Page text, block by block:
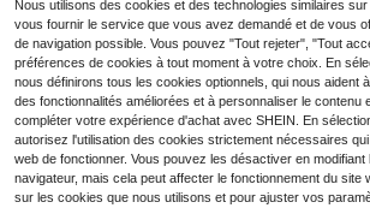
Nous utilisons des cookies et des technologies similaires
vous fournir le service que vous avez demandé et de vous
de navigation possible. Vous pouvez "Tout rejeter", "Tout
préférences de cookies à tout moment à votre choix. En
nous définirons tous les cookies optionnels, qui nous aident
des fonctionnalités améliorées et à personnaliser le contenu
compléter votre expérience d'achat avec SHEIN. En
autorisez l'utilisation des cookies strictement nécessaires
web de fonctionner. Vous pouvez les désactiver en
navigateur, mais cela peut affecter le fonctionnement du site
sur les cookies que nous utilisons et pour ajuster vos